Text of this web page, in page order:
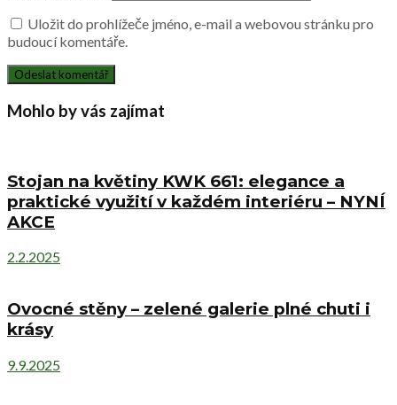
Uložit do prohlížeče jméno, e-mail a webovou stránku pro
budoucí komentáře.
Mohlo by vás zajímat
Stojan na květiny KWK 661: elegance a
praktické využití v každém interiéru – NYNÍ
AKCE
2.2.2025
Ovocné stěny – zelené galerie plné chuti i
krásy
9.9.2025